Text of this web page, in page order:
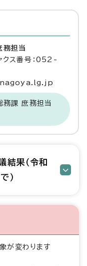
務担当
ス番号：052-
務課 庶務担当
果（令和
）
が変わります